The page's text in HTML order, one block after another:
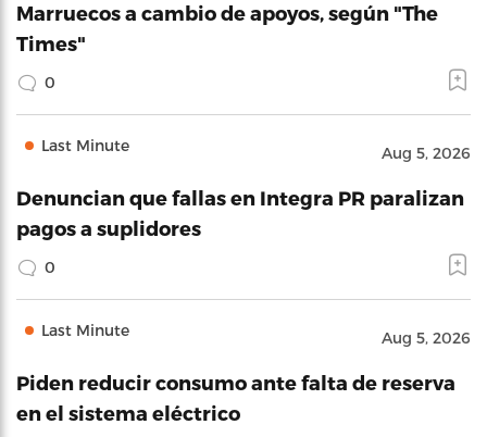
Marruecos a cambio de apoyos, según "The
Times"
0
Last Minute Aug 5, 2026
Denuncian que fallas en Integra PR paralizan
pagos a suplidores
0
Last Minute Aug 5, 2026
Piden reducir consumo ante falta de reserva
en el sistema eléctrico